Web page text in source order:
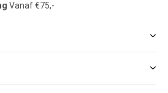
Vanaf €75,-